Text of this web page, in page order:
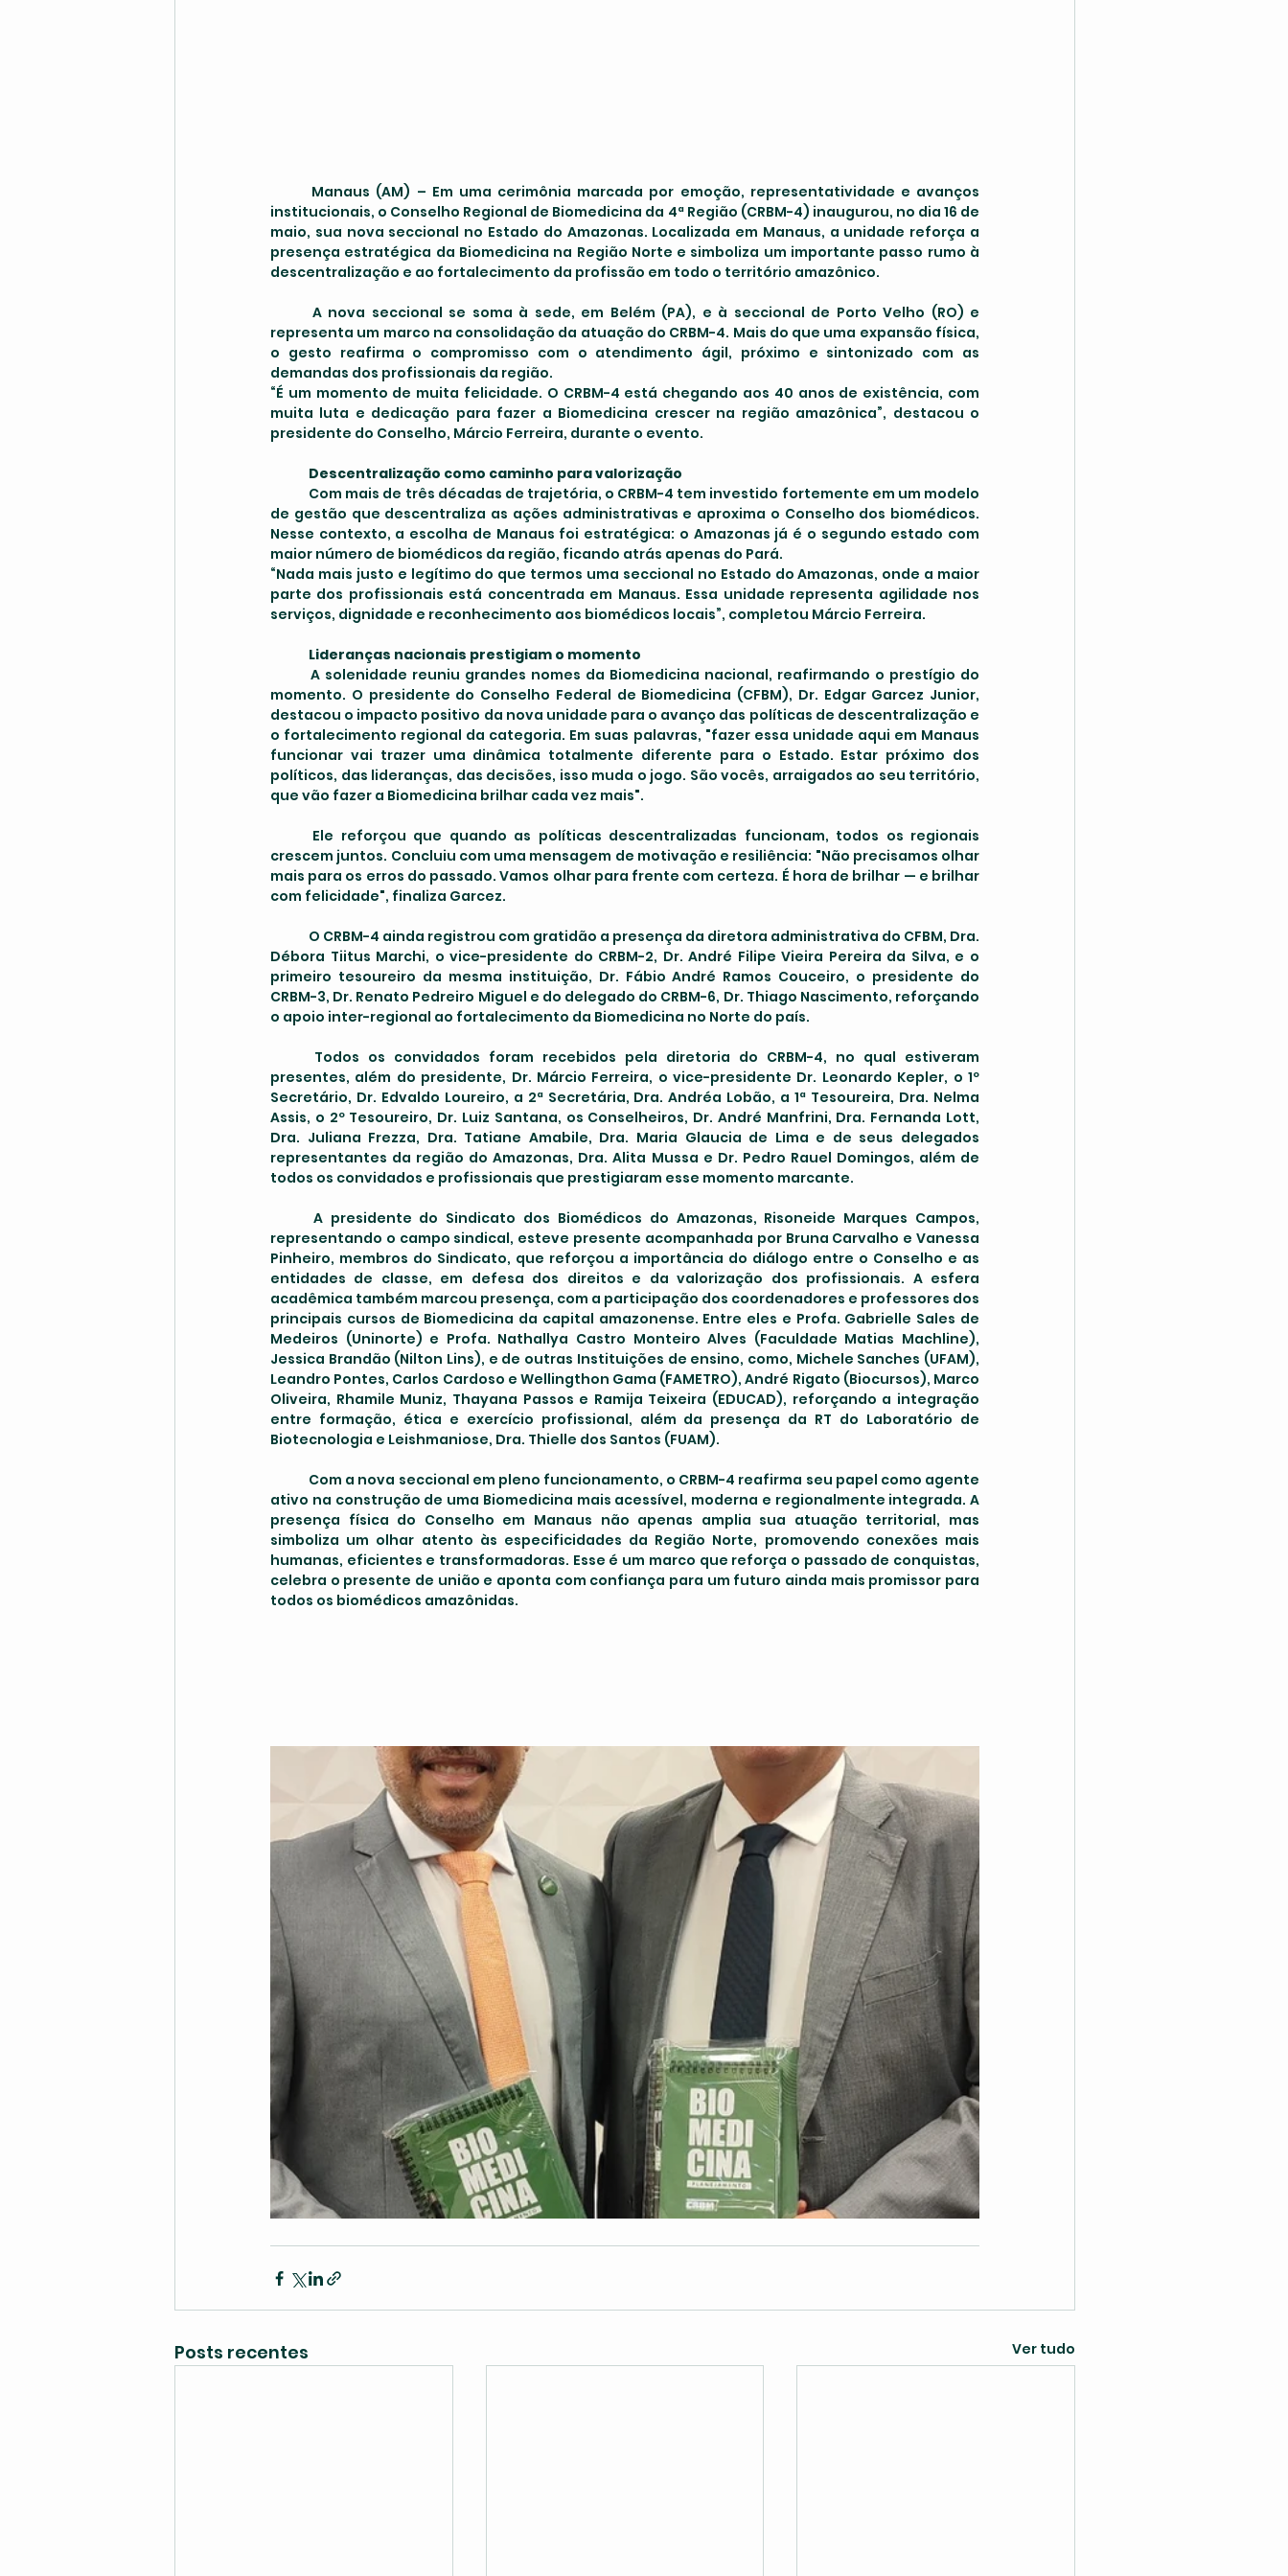
institucionais, o Conselho Regional de Biomedicina da 4ª Região (CRBM-4) inaugurou, no dia 16 de
maio, sua nova seccional no Estado do Amazonas. Localizada em Manaus, a unidade reforça a
presença estratégica da Biomedicina na Região Norte e simboliza um importante passo rumo à
descentralização e ao fortalecimento da profissão em todo o território amazônico.
representa um marco na consolidação da atuação do CRBM-4. Mais do que uma expansão física,
o gesto reafirma o compromisso com o atendimento ágil, próximo e sintonizado com as
demandas dos profissionais da região.
“É um momento de muita felicidade. O CRBM-4 está chegando aos 40 anos de existência, com
muita luta e dedicação para fazer a Biomedicina crescer na região amazônica”, destacou o
presidente do Conselho, Márcio Ferreira, durante o evento.
Descentralização como caminho para valorização
de gestão que descentraliza as ações administrativas e aproxima o Conselho dos biomédicos.
Nesse contexto, a escolha de Manaus foi estratégica: o Amazonas já é o segundo estado com
maior número de biomédicos da região, ficando atrás apenas do Pará.
“Nada mais justo e legítimo do que termos uma seccional no Estado do Amazonas, onde a maior
parte dos profissionais está concentrada em Manaus. Essa unidade representa agilidade nos
serviços, dignidade e reconhecimento aos biomédicos locais”, completou Márcio Ferreira.
Lideranças nacionais prestigiam o momento
momento. O presidente do Conselho Federal de Biomedicina (CFBM), Dr. Edgar Garcez Junior,
destacou o impacto positivo da nova unidade para o avanço das políticas de descentralização e
o fortalecimento regional da categoria. Em suas palavras, "fazer essa unidade aqui em Manaus
funcionar vai trazer uma dinâmica totalmente diferente para o Estado. Estar próximo dos
políticos, das lideranças, das decisões, isso muda o jogo. São vocês, arraigados ao seu território,
que vão fazer a Biomedicina brilhar cada vez mais".
crescem juntos. Concluiu com uma mensagem de motivação e resiliência: "Não precisamos olhar
mais para os erros do passado. Vamos olhar para frente com certeza. É hora de brilhar — e brilhar
com felicidade", finaliza Garcez.
Débora Tiitus Marchi, o vice-presidente do CRBM-2, Dr. André Filipe Vieira Pereira da Silva, e o
primeiro tesoureiro da mesma instituição, Dr. Fábio André Ramos Couceiro, o presidente do
CRBM-3, Dr. Renato Pedreiro Miguel e do delegado do CRBM-6, Dr. Thiago Nascimento, reforçando
o apoio inter-regional ao fortalecimento da Biomedicina no Norte do país.
presentes, além do presidente, Dr. Márcio Ferreira, o vice-presidente Dr. Leonardo Kepler, o 1º
Secretário, Dr. Edvaldo Loureiro, a 2ª Secretária, Dra. Andréa Lobão, a 1ª Tesoureira, Dra. Nelma
Assis, o 2º Tesoureiro, Dr. Luiz Santana, os Conselheiros, Dr. André Manfrini, Dra. Fernanda Lott,
Dra. Juliana Frezza, Dra. Tatiane Amabile, Dra. Maria Glaucia de Lima e de seus delegados
representantes da região do Amazonas, Dra. Alita Mussa e Dr. Pedro Rauel Domingos, além de
todos os convidados e profissionais que prestigiaram esse momento marcante.
representando o campo sindical, esteve presente acompanhada por Bruna Carvalho e Vanessa
Pinheiro, membros do Sindicato, que reforçou a importância do diálogo entre o Conselho e as
entidades de classe, em defesa dos direitos e da valorização dos profissionais. A esfera
acadêmica também marcou presença, com a participação dos coordenadores e professores dos
principais cursos de Biomedicina da capital amazonense. Entre eles e Profa. Gabrielle Sales de
Medeiros (Uninorte) e Profa. Nathallya Castro Monteiro Alves (Faculdade Matias Machline),
Jessica Brandão (Nilton Lins), e de outras Instituições de ensino, como, Michele Sanches (UFAM),
Leandro Pontes, Carlos Cardoso e Wellingthon Gama (FAMETRO), André Rigato (Biocursos), Marco
Oliveira, Rhamile Muniz, Thayana Passos e Ramija Teixeira (EDUCAD), reforçando a integração
entre formação, ética e exercício profissional, além da presença da RT do Laboratório de
Biotecnologia e Leishmaniose, Dra. Thielle dos Santos (FUAM).
ativo na construção de uma Biomedicina mais acessível, moderna e regionalmente integrada. A
presença física do Conselho em Manaus não apenas amplia sua atuação territorial, mas
simboliza um olhar atento às especificidades da Região Norte, promovendo conexões mais
humanas, eficientes e transformadoras. Esse é um marco que reforça o passado de conquistas,
celebra o presente de união e aponta com confiança para um futuro ainda mais promissor para
todos os biomédicos amazônidas.
Posts recentes Ver tudo